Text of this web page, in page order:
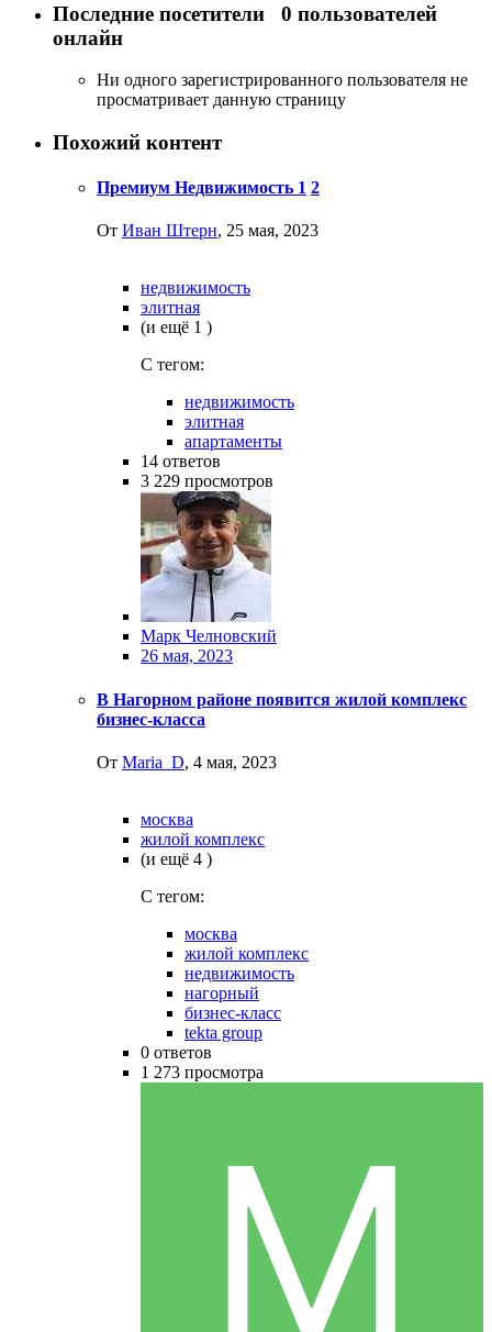
Последние посетители 0 пользователей
онлайн
Ни одного зарегистрированного пользователя не
просматривает данную страницу
Похожий контент
Премиум Недвижимость 1 2
От Иван Штерн, 25 мая, 2023
недвижимость
элитная
(и ещё 1 )
C тегом:
недвижимость
элитная
апартаменты
14 ответов
3 229 просмотров
Марк Челновский
26 мая, 2023
В Нагорном районе появится жилой комплекс
бизнес-класса
От Maria_D, 4 мая, 2023
москва
жилой комплекс
(и ещё 4 )
C тегом:
москва
жилой комплекс
недвижимость
нагорный
бизнес-класс
tekta group
0 ответов
1 273 просмотра